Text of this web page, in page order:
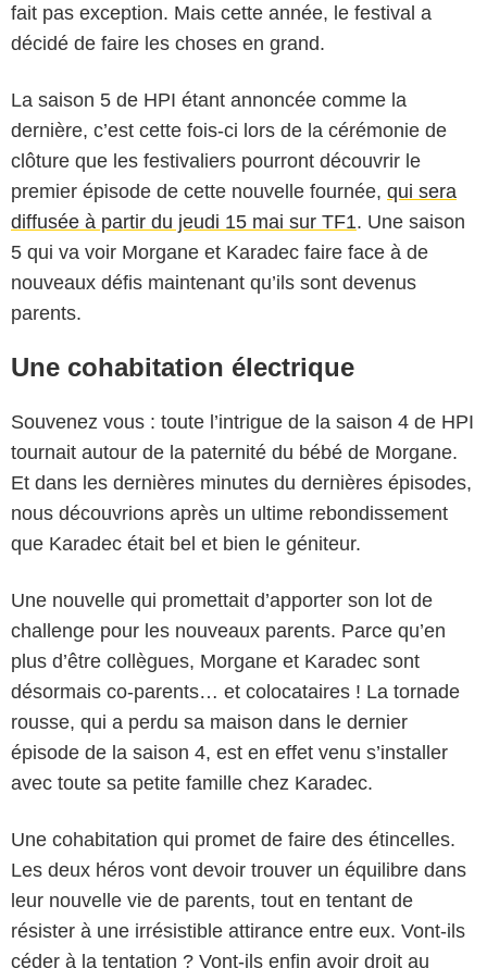
fait pas exception. Mais cette année, le festival a
décidé de faire les choses en grand.
La saison 5 de HPI étant annoncée comme la
dernière, c’est cette fois-ci lors de la cérémonie de
clôture que les festivaliers pourront découvrir le
premier épisode de cette nouvelle fournée, qui sera
diffusée à partir du jeudi 15 mai sur TF1. Une saison
5 qui va voir Morgane et Karadec faire face à de
nouveaux défis maintenant qu’ils sont devenus
parents.
Une cohabitation électrique
Souvenez vous : toute l’intrigue de la saison 4 de HPI
tournait autour de la paternité du bébé de Morgane.
Et dans les dernières minutes du dernières épisodes,
nous découvrions après un ultime rebondissement
que Karadec était bel et bien le géniteur.
Une nouvelle qui promettait d’apporter son lot de
challenge pour les nouveaux parents. Parce qu’en
plus d’être collègues, Morgane et Karadec sont
désormais co-parents… et colocataires ! La tornade
rousse, qui a perdu sa maison dans le dernier
épisode de la saison 4, est en effet venu s’installer
avec toute sa petite famille chez Karadec.
Une cohabitation qui promet de faire des étincelles.
Les deux héros vont devoir trouver un équilibre dans
leur nouvelle vie de parents, tout en tentant de
résister à une irrésistible attirance entre eux. Vont-ils
céder à la tentation ? Vont-ils enfin avoir droit au